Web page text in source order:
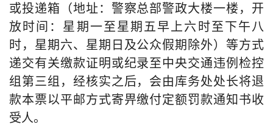
或投递箱（地址：警察总部警政大楼一楼，开
放时间：星期一至星期五早上六时至下午八
时，星期六、星期日及公众假期除外）等方式
递交有关缴款证明或纪录至中央交通违例检控
组第三组，经核实之后，会由库务处处长将退
款本票以平邮方式寄畀缴付定额罚款通知书收
受人。